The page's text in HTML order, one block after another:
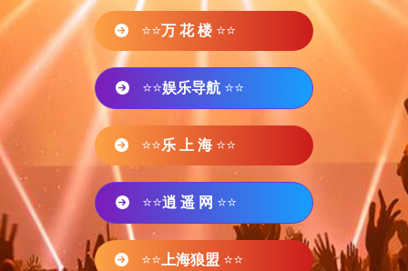
⭐⭐万 花 楼 ⭐⭐
⭐⭐娱乐导航 ⭐⭐
⭐⭐乐 上 海 ⭐⭐
⭐⭐逍 遥 网 ⭐⭐
⭐⭐ 上海狼盟 ⭐⭐